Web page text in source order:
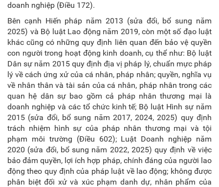
doanh nghiệp (Điều 172).
Bên cạnh Hiến pháp năm 2013 (sửa đổi, bổ sung năm
2025) và Bộ luật Lao động năm 2019, còn một số đạo luật
khác cũng có những quy định liên quan đến bảo vệ quyền
con người trong hoạt động kinh doanh, cụ thể như: Bộ luật
Dân sự năm 2015 quy định địa vị pháp lý, chuẩn mực pháp
lý về cách ứng xử của cá nhân, pháp nhân; quyền, nghĩa vụ
về nhân thân và tài sản của cá nhân, pháp nhân trong các
quan hệ dân sự bao gồm cả pháp nhân thương mại là
doanh nghiệp và các tổ chức kinh tế; Bộ luật Hình sự năm
2015 (sửa đổi, bổ sung năm 2017, 2024, 2025) quy định
trách nhiệm hình sự của pháp nhân thương mại và tội
phạm môi trường (Điều 602); Luật Doanh nghiệp năm
2020 (sửa đổi, bổ sung năm 2022, 2025) quy định về việc
bảo đảm quyền, lợi ích hợp pháp, chính đáng của người lao
động theo quy định của pháp luật về lao động; không được
phân biệt đối xử và xúc phạm danh dự, nhân phẩm của